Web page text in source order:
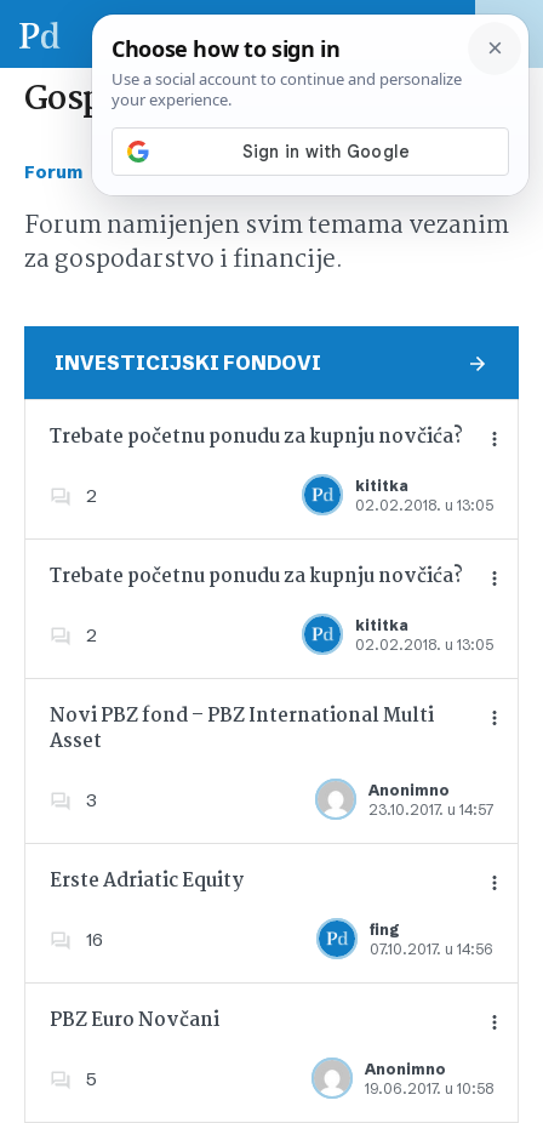
Gospodarstvo i financije
Forum Gospodarstvo i financije
Forum namijenjen svim temama vezanim
za gospodarstvo i financije.
INVESTICIJSKI FONDOVI
Trebate početnu ponudu za kupnju novčića?
2
kititka
02.02.2018. u 13:05
Dodajte u favorite
Trebate početnu ponudu za kupnju novčića?
2
kititka
02.02.2018. u 13:05
Dodajte u favorite
Novi PBZ fond – PBZ International Multi
Asset
3
Anonimno
23.10.2017. u 14:57
Dodajte u favorite
Erste Adriatic Equity
16
fing
07.10.2017. u 14:56
Dodajte u favorite
PBZ Euro Novčani
5
Anonimno
19.06.2017. u 10:58
Dodajte u favorite